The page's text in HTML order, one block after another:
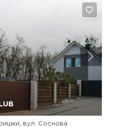
вул. Соснова